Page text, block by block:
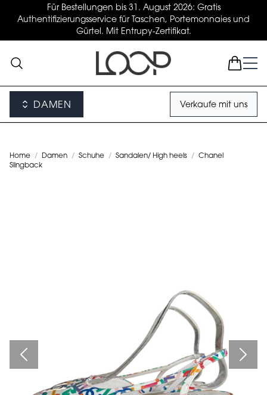
Für Bestellungen bis 31. August 2026: Gratis
Authentifizierungsservice für Taschen, Portemonnaies und
Gürtel. Mit Entrupy-Zertifikat.
DAMEN Verkaufe mit uns
Home / Damen / Schuhe / Sandalen/ High heels / Chanel
Slingback